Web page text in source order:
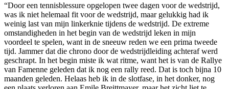
“Door een tennisblessure opgelopen twee dagen voor de wedstrijd,
was ik niet helemaal fit voor de wedstrijd, maar gelukkig had ik
weinig last van mijn linkerknie tijdens de wedstrijd. De extreme
omstandigheden in het begin van de wedstrijd leken in mijn
voordeel te spelen, want in de sneeuw reden we een prima tweede
tijd. Jammer dat die chrono door de wedstrijdleiding achteraf werd
geschrapt. In het begin miste ik wat ritme, want het is van de Rallye
van Famenne geleden dat ik nog een rally reed. Dat is toch bijna 10
maanden geleden. Helaas heb ik in de slotfase, in het donker, nog